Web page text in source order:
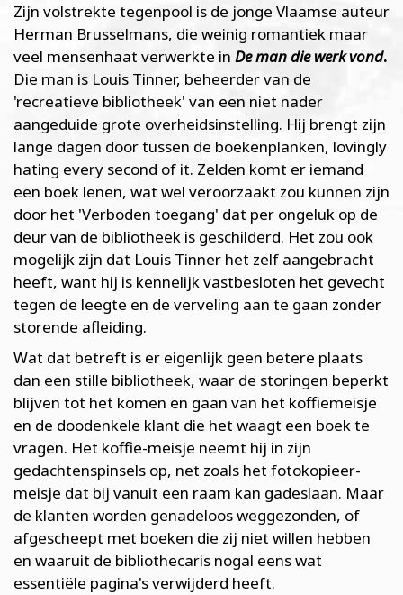
Zijn volstrekte tegenpool is de jonge Vlaamse auteur
Herman Brusselmans, die weinig romantiek maar
veel mensenhaat verwerkte in De man die werk vond.
Die man is Louis Tinner, beheerder van de
'recreatieve bibliotheek' van een niet nader
aangeduide grote overheidsinstelling. Hij brengt zijn
lange dagen door tussen de boekenplanken, lovingly
hating every second of it. Zelden komt er iemand
een boek lenen, wat wel veroorzaakt zou kunnen zijn
door het 'Verboden toegang' dat per ongeluk op de
deur van de bibliotheek is geschilderd. Het zou ook
mogelijk zijn dat Louis Tinner het zelf aangebracht
heeft, want hij is kennelijk vastbesloten het gevecht
tegen de leegte en de verveling aan te gaan zonder
storende afleiding.
Wat dat betreft is er eigenlijk geen betere plaats
dan een stille bibliotheek, waar de storingen beperkt
blijven tot het komen en gaan van het koffiemeisje
en de doodenkele klant die het waagt een boek te
vragen. Het koffie-meisje neemt hij in zijn
gedachtenspinsels op, net zoals het fotokopieer-
meisje dat bij vanuit een raam kan gadeslaan. Maar
de klanten worden genadeloos weggezonden, of
afgescheept met boeken die zij niet willen hebben
en waaruit de bibliothecaris nogal eens wat
essentiële pagina's verwijderd heeft.